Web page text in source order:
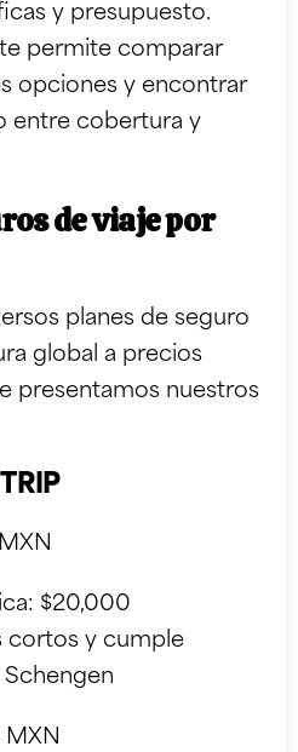
y presupuesto.
permite comparar
opciones y encontrar
entre cobertura y
de viaje por
planes de seguro
global a precios
presentamos nuestros
$20,000
cortos y cumple
MXN